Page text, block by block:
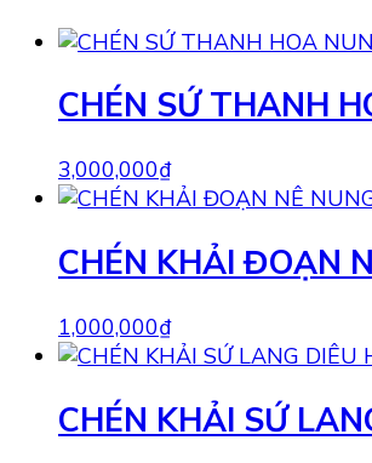
CHÉN SỨ THANH
3,000,000₫
CHÉN KHẢI ĐOẠN
1,000,000₫
CHÉN KHẢI SỨ